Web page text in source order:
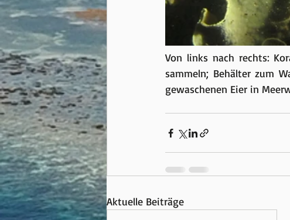
Von links nach rechts:
sammeln; Behälter zum
gewaschenen Eier in
Aktuelle Beiträge